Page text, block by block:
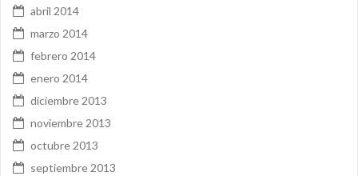
abril 2014
marzo 2014
febrero 2014
enero 2014
diciembre 2013
noviembre 2013
octubre 2013
septiembre 2013